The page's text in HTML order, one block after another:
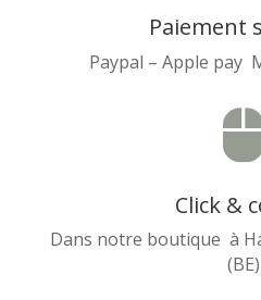
Paiement
Paypal – Apple pay
Click &
Dans notre boutique à
(BE)